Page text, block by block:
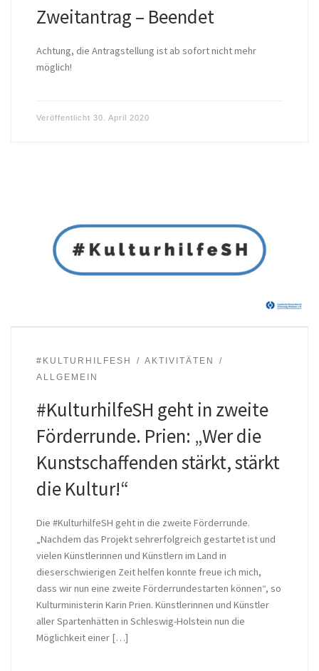
Zweitantrag – Beendet
Achtung, die Antragstellung ist ab sofort nicht mehr
möglich!
Veröffentlicht 30. April 2020
#KULTURHILFESH
AKTIVITÄTEN
ALLGEMEIN
#KulturhilfeSH geht in zweite
Förderrunde. Prien: „Wer die
Kunstschaffenden stärkt, stärkt
die Kultur!“
Die #KulturhilfeSH geht in die zweite Förderrunde.
„Nachdem das Projekt sehrerfolgreich gestartet ist und
vielen Künstlerinnen und Künstlern im Land in
dieserschwierigen Zeit helfen konnte freue ich mich,
dass wir nun eine zweite Förderrundestarten können“, so
Kulturministerin Karin Prien. Künstlerinnen und Künstler
aller Spartenhätten in Schleswig-Holstein nun die
Möglichkeit einer […]